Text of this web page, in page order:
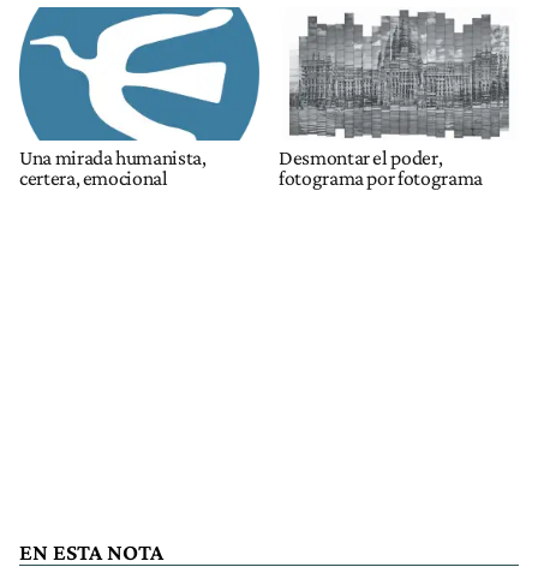
Una mirada humanista,
certera, emocional
Desmontar el poder,
fotograma por fotograma
EN ESTA NOTA